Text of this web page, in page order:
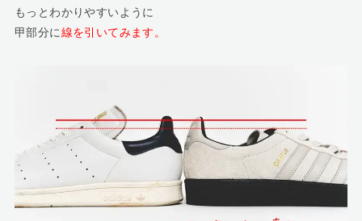
もっとわかりやすいように
甲部分に線を引いてみます。